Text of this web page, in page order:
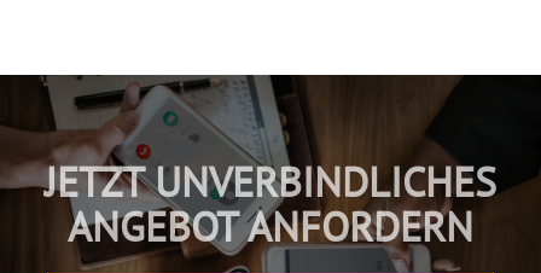
JETZT UNVERBINDLICHES
ANGEBOT ANFORDERN